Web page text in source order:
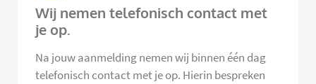
Wij nemen telefonisch contact met
je op.
Na jouw aanmelding nemen wij binnen één dag
telefonisch contact met je op. Hierin bespreken